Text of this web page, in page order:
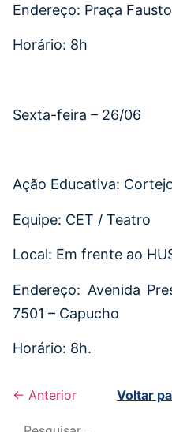
Endereço: Praça
Horário: 8h
Sexta-feira – 26/06
Ação Educativa:
Equipe: CET / Teatro
Local: Em frente ao
Endereço: Avenida
7501 – Capucho
Horário: 8h.
← Anterior Voltar